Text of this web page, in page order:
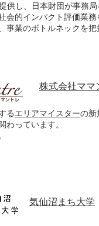
供し、日本財団が事務
会的インパクト評価業
事業のボトルネックを
株式会社ママ
るエリアマイスターの新
わっています。
気仙沼まち大学